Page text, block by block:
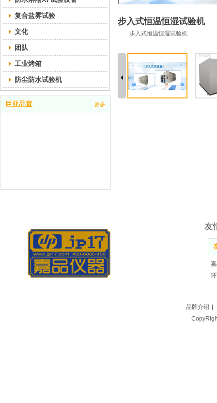
复合盐雾试验
文化
团队
工业烤箱
防尘防水试验机
巨亚品宣 更多
步入式恒温恒湿试验机
步入式恒温恒湿试验机
友
品牌介绍